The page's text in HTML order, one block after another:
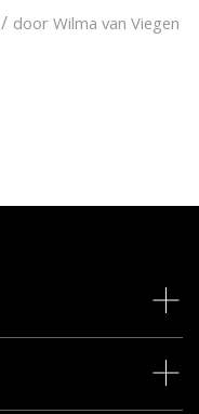
/ door Wilma van Viegen